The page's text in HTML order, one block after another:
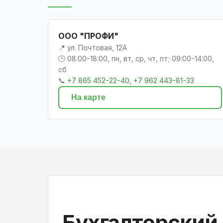
ООО "ПРОФИ"
📍 ул. Почтовая, 12А
🕒 08:00-18:00, пн, вт, ср, чт, пт; 09:00-14:00,
сб
📞 +7 865 452-22-40, +7 962 443-81-33
На карте